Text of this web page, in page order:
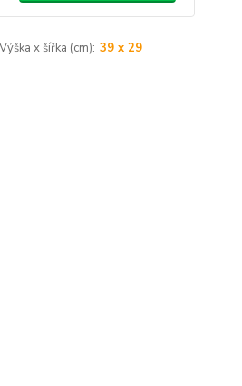
Výška x šířka (cm): 39 x 29